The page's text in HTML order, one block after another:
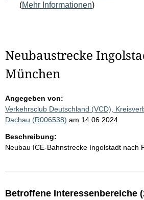
(Mehr Informationen)
Neubaustrecke
München
Angegeben von:
Verkehrsclub Deutschland (VCD),
Dachau (R006538) am 14.06.2024
Beschreibung:
Neubau ICE-Bahnstrecke Ingolstadt nach
Betroffene Interessenbereiche